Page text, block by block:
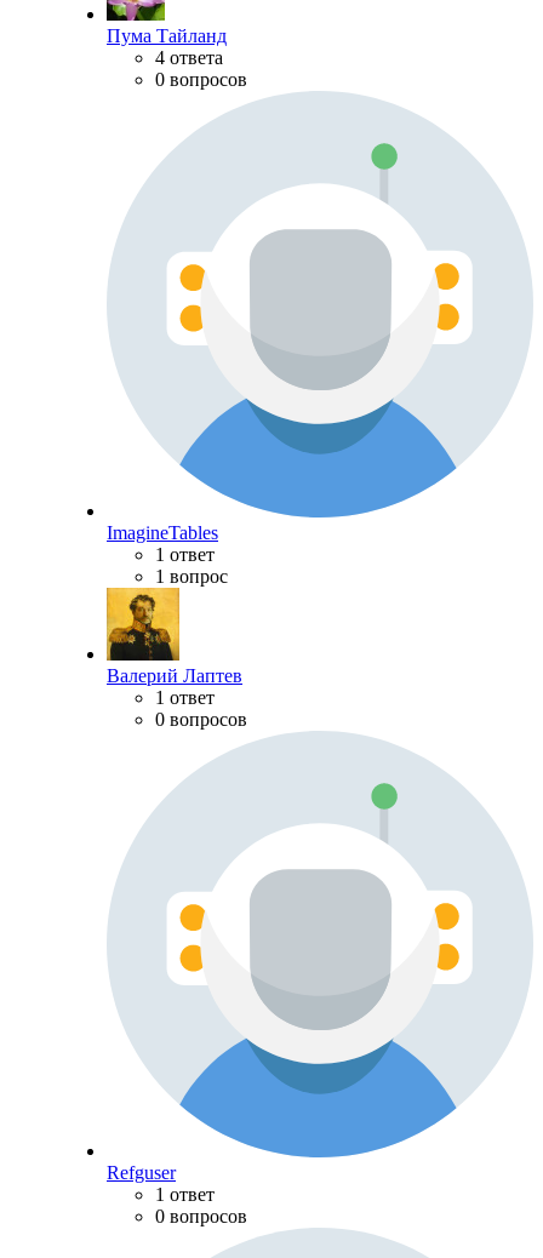
Пума Тайланд
4 ответа
0 вопросов
ImagineTables
1 ответ
1 вопрос
Валерий Лаптев
1 ответ
0 вопросов
Refguser
1 ответ
0 вопросов